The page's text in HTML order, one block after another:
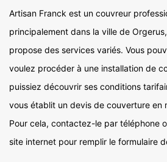
Artisan Franck est un couvreur
principalement dans la ville de
propose des services variés. Vous
voulez procéder à une installation de
puissiez découvrir ses conditions
vous établit un devis de couverture en
Pour cela, contactez-le par téléphone
site internet pour remplir le formulaire